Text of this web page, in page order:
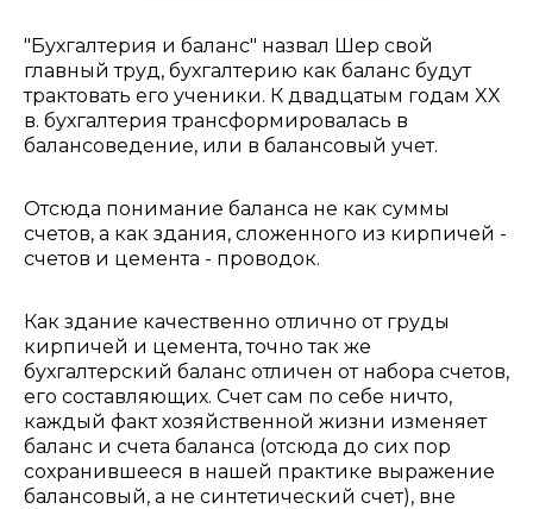
"Бухгалтерия и баланс" назвал Шер свой
главный труд, бухгалтерию как баланс будут
трактовать его ученики. К двадцатым годам XX
в. бухгалтерия трансформировалась в
балансоведение, или в балансовый учет.
Отсюда понимание баланса не как суммы
счетов, а как здания, сложенного из кирпичей -
счетов и цемента - проводок.
Как здание качественно отлично от груды
кирпичей и цемента, точно так же
бухгалтерский баланс отличен от набора счетов,
его составляющих. Счет сам по себе ничто,
каждый факт хозяйственной жизни изменяет
баланс и счета баланса (отсюда до сих пор
сохранившееся в нашей практике выражение
балансовый, а не синтетический счет), вне